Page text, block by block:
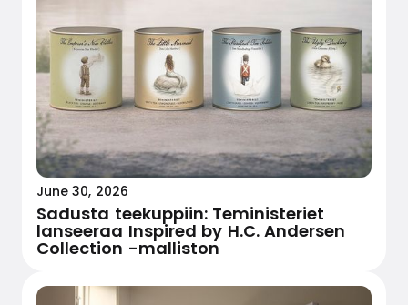
June 30, 2026
Sadusta teekuppiin: Teministeriet
lanseeraa Inspired by H.C. Andersen
Collection -malliston